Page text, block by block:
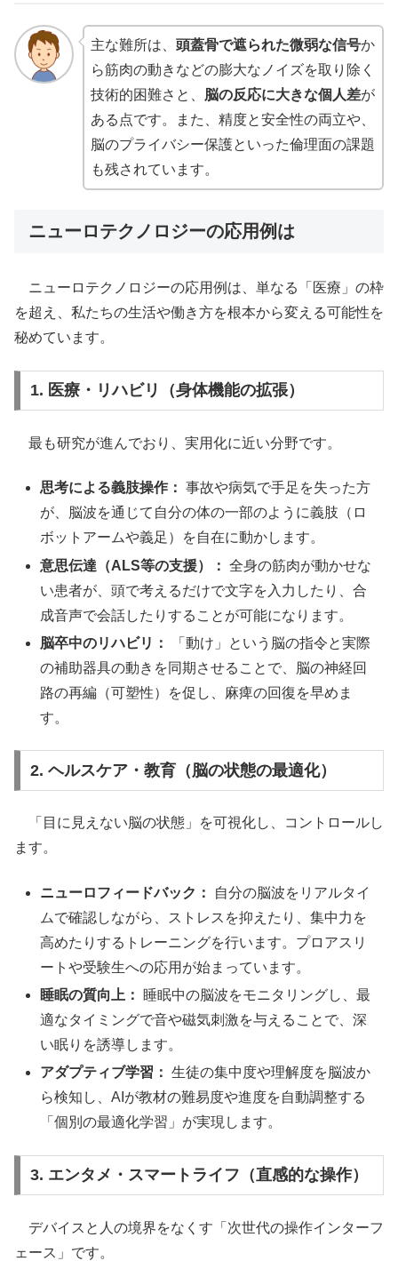
主な難所は、 頭蓋骨で遮られた微弱な信号か
ら筋肉の動きなどの膨大なノイズを取り除く
技術的困難さと、 脳の反応に大きな個人差が
ある点です。また、精度と安全性の両立や、
脳のプライバシー保護といった倫理面の課題
も残されています。
ニューロテクノロジーの応用例は
ニューロテクノロジーの応用例は、単なる「医療」の枠
を超え、私たちの生活や働き方を根本から変える可能性を
秘めています。
1. 医療・リハビリ（身体機能の拡張）
最も研究が進んでおり、実用化に近い分野です。
思考による義肢操作： 事故や病気で手足を失った方
が、脳波を通じて自分の体の一部のように義肢（ロ
ボットアームや義足）を自在に動かします。
意思伝達（ALS等の支援）： 全身の筋肉が動かせな
い患者が、頭で考えるだけで文字を入力したり、合
成音声で会話したりすることが可能になります。
脳卒中のリハビリ：
「動け」という脳の指令と実際
の補助器具の動きを同期させることで、脳の神経回
路の再編（可塑性）を促し、麻痺の回復を早めま
す。
2. ヘルスケア・教育（脳の状態の最適化）
「目に見えない脳の状態」を可視化し、コントロールし
ます。
ニューロフィードバック：
自分の脳波をリアルタイ
ムで確認しながら、ストレスを抑えたり、集中力を
高めたりするトレーニングを行います。プロアスリ
ートや受験生への応用が始まっています。
睡眠の質向上：
睡眠中の脳波をモニタリングし、最
適なタイミングで音や磁気刺激を与えることで、深
い眠りを誘導します。
アダプティブ学習： 生徒の集中度や理解度を脳波か
ら検知し、AIが教材の難易度や進度を自動調整する
「個別の最適化学習」が実現します。
3. エンタメ・スマートライフ（直感的な操作）
デバイスと人の境界をなくす「次世代の操作インターフ
ェース」です。